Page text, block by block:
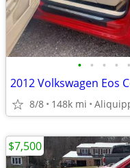
• • • • •
2012 Volkswagen Eos
8/8 148k mi
$7,500